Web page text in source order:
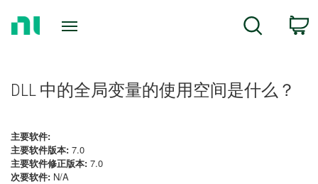
Search
DLL 中的全局变量的使用空间是什么？
主要软件:
主要软件版本: 7.0
主要软件修正版本: 7.0
次要软件: N/A